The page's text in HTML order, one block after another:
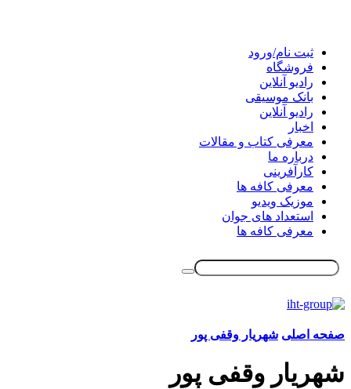
ثبت نام/ورود
فروشگاه
رادیو آنلاین
بانک موسیقی
رادیو آنلاین
اخبار
معرفی کتاب و مقالات
درباره ما
کارآفرینی
معرفی کافه ها
موزیک ویدیو
استعداد های جوان
معرفی کافه ها
صفحه اصلی شهریار وقفی پور
شهریار وقفی پور